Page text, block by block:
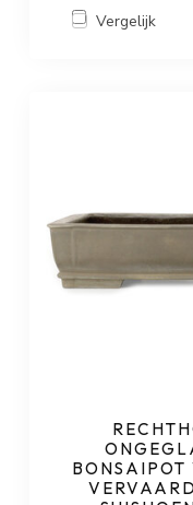
Vergelijk
BONSAIPOT